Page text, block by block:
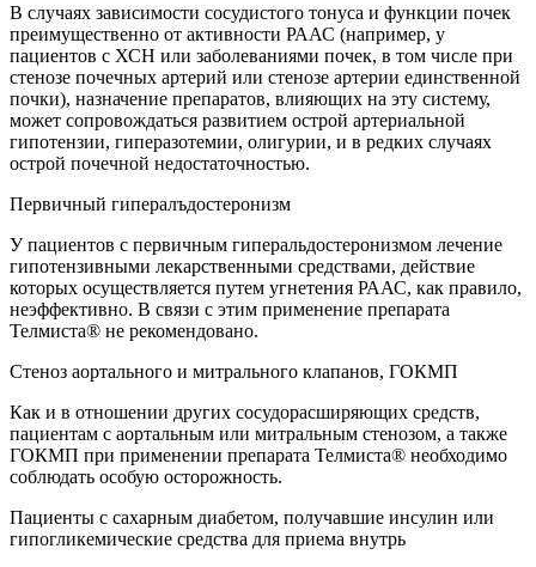
В случаях зависимости сосудистого тонуса и функции почек
преимущественно от активности РААС (например, у
пациентов с ХСН или заболеваниями почек, в том числе при
стенозе почечных артерий или стенозе артерии единственной
почки), назначение препаратов, влияющих на эту систему,
может сопровождаться развитием острой артериальной
гипотензии, гиперазотемии, олигурии, и в редких случаях
острой почечной недостаточностью.
Первичный гипералъдостеронизм
У пациентов с первичным гиперальдостеронизмом лечение
гипотензивными лекарственными средствами, действие
которых осуществляется путем угнетения РААС, как правило,
неэффективно. В связи с этим применение препарата
Телмиста® не рекомендовано.
Стеноз аортального и митрального клапанов, ГОКМП
Как и в отношении других сосудорасширяющих средств,
пациентам с аортальным или митральным стенозом, а также
ГОКМП при применении препарата Телмиста® необходимо
соблюдать особую осторожность.
Пациенты с сахарным диабетом, получавшие инсулин или
гипогликемические средства для приема внутрь